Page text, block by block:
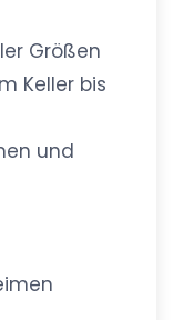
Größen
Keller bis
und